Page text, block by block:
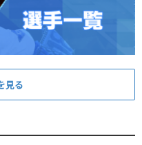
見る